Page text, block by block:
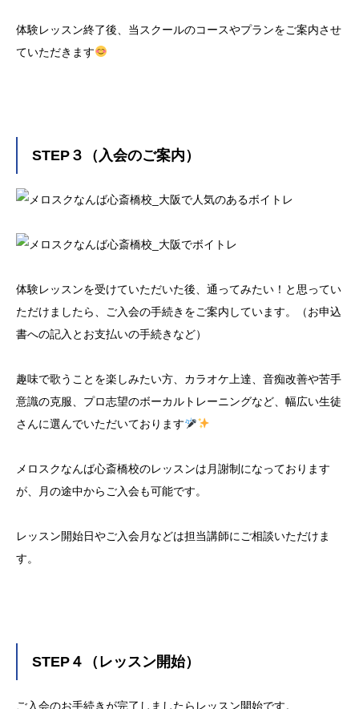
体験レッスン終了後、当スクールのコースやプランをご案内させ
ていただきます
STEP３（入会のご案内）
体験レッスンを受けていただいた後、通ってみたい！と思ってい
ただけましたら、ご入会の手続きをご案内しています。（お申込
書への記入とお支払いの手続きなど）
趣味で歌うことを楽しみたい方、カラオケ上達、音痴改善や苦手
意識の克服、プロ志望のボーカルトレーニングなど、幅広い生徒
さんに選んでいただいております
メロスクなんば心斎橋校のレッスンは月謝制になっております
が、月の途中からご入会も可能です。
レッスン開始日やご入会月などは担当講師にご相談いただけま
す。
STEP４（レッスン開始）
ご入会のお手続きが完了しましたらレッスン開始です。